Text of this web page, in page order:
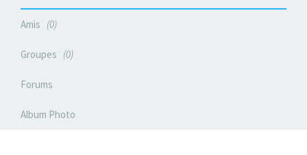
Amis 0
Groupes 0
Forums
Album Photo